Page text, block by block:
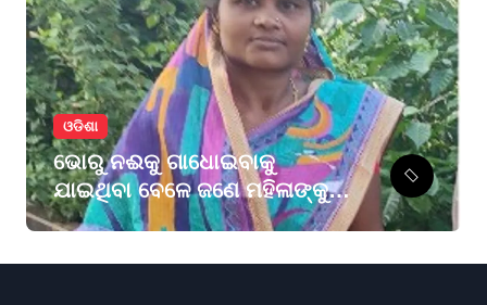
ଓଡିଶା
ଭୋରୁ ନଈକୁ ଗାଧୋଇବାକୁ
ଯାଇଥିବା ବେଳେ ଜଣେ ମହିଳାଙ୍କୁ
କୁମ୍ଭୀର ଟାଣିନେଲା